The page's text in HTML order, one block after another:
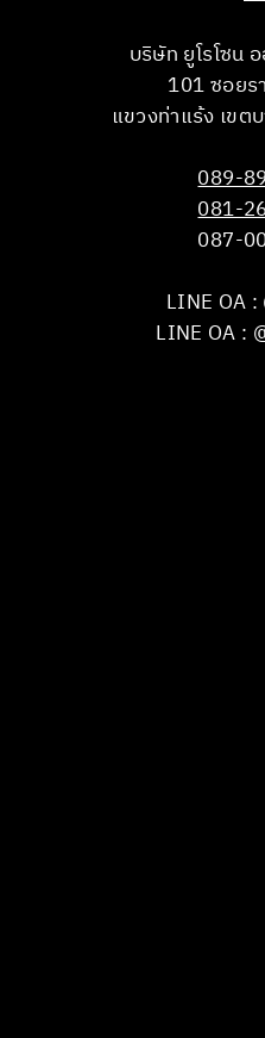
บริษัท ยูโรโซน
101 ซอยร
แขวงท่าแร้ง เขต
089-
081-
087-
LINE OA :
LINE OA :